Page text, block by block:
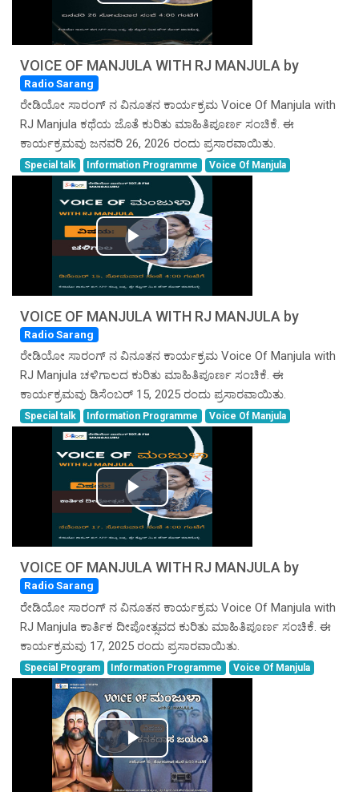
Video
VOICE OF MANJULA WITH RJ MANJULA by
Radio Sarang
ರೇಡಿಯೋ ಸಾರಂಗ್ ನ ವಿನೂತನ ಕಾರ್ಯಕ್ರಮ Voice Of Manjula with
RJ Manjula ಕಥೆಯ ಜೊತೆ ಕುರಿತು ಮಾಹಿತಿಪೂರ್ಣ ಸಂಚಿಕೆ. ಈ
ಕಾರ್ಯಕ್ರಮವು ಜನವರಿ 26, 2026 ರಂದು ಪ್ರಸಾರವಾಯಿತು.
Special talk Information Programme Voice Of Manjula
Play
Video
VOICE OF MANJULA WITH RJ MANJULA by
Radio Sarang
ರೇಡಿಯೋ ಸಾರಂಗ್ ನ ವಿನೂತನ ಕಾರ್ಯಕ್ರಮ Voice Of Manjula with
RJ Manjula ಚಳಿಗಾಲದ ಕುರಿತು ಮಾಹಿತಿಪೂರ್ಣ ಸಂಚಿಕೆ. ಈ
ಕಾರ್ಯಕ್ರಮವು ಡಿಸೆಂಬರ್ 15, 2025 ರಂದು ಪ್ರಸಾರವಾಯಿತು.
Special talk Information Programme Voice Of Manjula
Play
Video
VOICE OF MANJULA WITH RJ MANJULA by
Radio Sarang
ರೇಡಿಯೋ ಸಾರಂಗ್ ನ ವಿನೂತನ ಕಾರ್ಯಕ್ರಮ Voice Of Manjula with
RJ Manjula ಕಾರ್ತಿಕ ದೀಪೋತ್ಸವದ ಕುರಿತು ಮಾಹಿತಿಪೂರ್ಣ ಸಂಚಿಕೆ. ಈ
ಕಾರ್ಯಕ್ರಮವು 17, 2025 ರಂದು ಪ್ರಸಾರವಾಯಿತು.
Special Program Information Programme Voice Of Manjula
Play